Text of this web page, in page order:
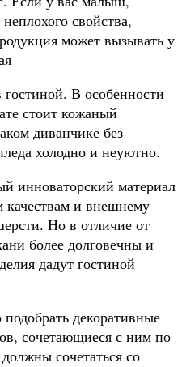
свойства,
может вызывать у
В особенности
стоит кожаный
диванчике без
холодно и неуютно.
инноваторский материал
и внешнему
Но в отличие от
более долговечны и
дадут гостиной
декоративные
сочетающиеся с ним по
сочетаться со